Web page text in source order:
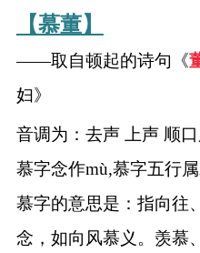
【慕董】
——取自顿起的诗句《
妇》
音调为：去声 上声 顺
慕字念作mù,慕字五行属
慕字的意思是：指向往
念，如向风慕义。羡慕